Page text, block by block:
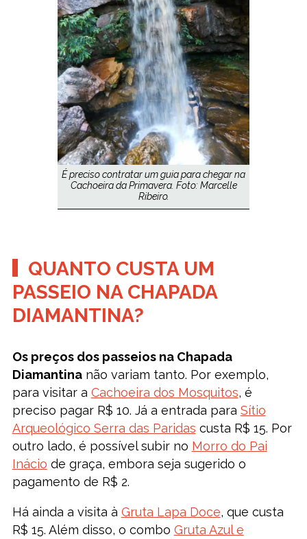
É preciso contratar um guia para chegar na
Cachoeira da Primavera. Foto: Marcelle
Ribeiro.
QUANTO CUSTA UM
PASSEIO NA CHAPADA
DIAMANTINA?
Os preços dos passeios na Chapada
Diamantinanão variam tanto. Por exemplo,
para visitar a Cachoeira dos Mosquitos, é
preciso pagar R$ 10. Já a entrada para Sítio
Arqueológico Serra das Paridas custa R$ 15. Por
outro lado, é possível subir no Morro do Pai
Inácio de graça, embora seja sugerido o
pagamento de R$ 2.
Há ainda a visita à Gruta Lapa Doce, que custa
R$ 15. Além disso, o combo Gruta Azul e